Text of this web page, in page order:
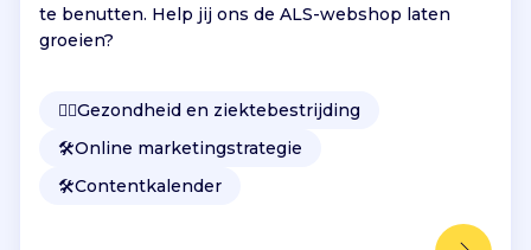
te benutten. Help jij ons de ALS-webshop laten
groeien?
👩‍⚕️Gezondheid en ziektebestrijding
🛠️Online marketingstrategie
🛠️Contentkalender